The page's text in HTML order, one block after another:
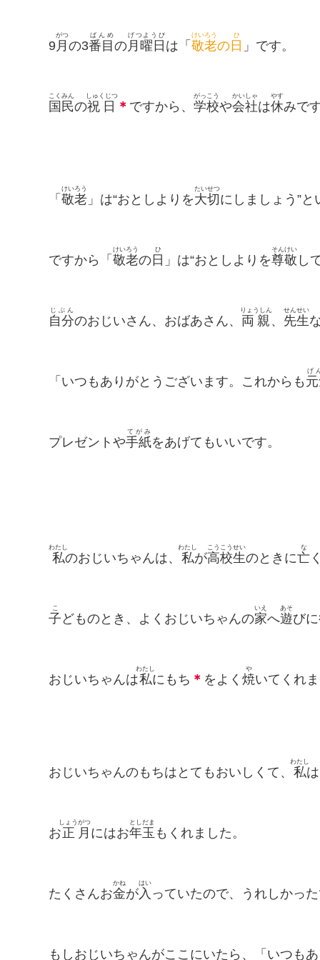
9 月
がつ
の3番目
ばんめ
の 月曜日
げつようび
は「 敬老
けいろう
の日
ひ
」です。
国民
こくみん
の祝日
しゅくじつ
＊ ですから、 学校
がっこう
や会社
かいしゃ
は休
やす
みです
「 敬
けい
老
ろう
」は“おとしよりを大切
たいせつ
にしましょう”と
ですから「 敬老
けいろう
の日
ひ
」は“おとしよりを尊敬
そんけい
し
自分
じぶん
のおじいさん、おばあさん、 両親
りょうしん
、 先生
せんせい
「いつもありがとうございます。これからも
げ
プレゼントや手紙
てがみ
をあげてもいいです。
私
わたし
のおじいちゃんは、 私
わたし
が高校生
こうこうせい
のときに亡
な
子
こ
どものとき、よくおじいちゃんの家
いえ
へ遊
あそ
びに
おじいちゃんは私
わたし
にもち ＊ をよく 焼
や
いてくれま
おじいちゃんのもちはとてもおいしくて、 私
わたし
は
お正
しょう
月
がつ
にはお年
とし
玉
だま
もくれました。
たくさんお金
かね
が 入
はい
っていたので、うれしかっ
もしおじいちゃんがここにいたら、「いつも